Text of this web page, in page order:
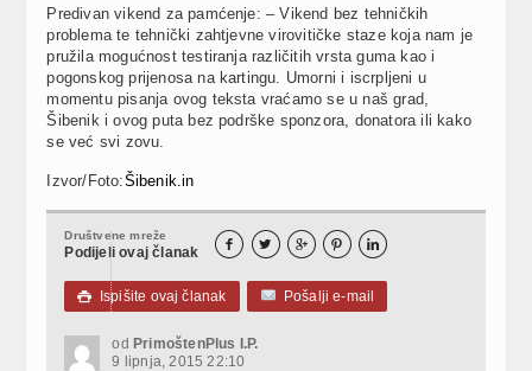
Predivan vikend za pamćenje: – Vikend bez tehničkih
problema te tehnički zahtjevne virovitičke staze koja nam je
pružila mogućnost testiranja različitih vrsta guma kao i
pogonskog prijenosa na kartingu. Umorni i iscrpljeni u
momentu pisanja ovog teksta vraćamo se u naš grad,
Šibenik i ovog puta bez podrške sponzora, donatora ili kako
se već svi zovu.
Izvor/Foto:Šibenik.in
Društvene mreže
Podijeli ovaj članak     
 Ispišite ovaj članak Pošalji e-mail
od PrimoštenPlus I.P.
9 lipnja, 2015 22:10